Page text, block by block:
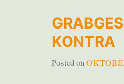
KONTRA
Posted on